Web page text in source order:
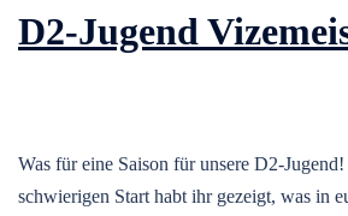
D2-Jugend
Was für eine Saison für unsere D2-
schwierigen Start habt ihr gezeigt, was in